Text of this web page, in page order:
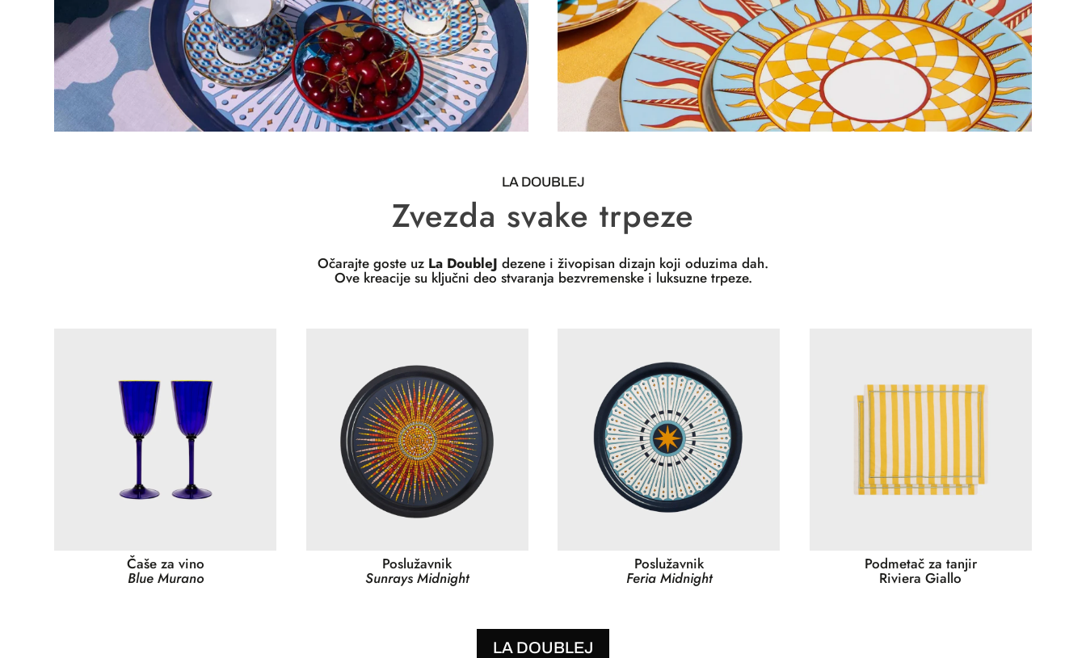
LA DOUBLEJ
Zvezda svake trpeze
Očarajte goste uz La DoubleJ dezene i živopisan dizajn koji oduzima dah.
Ove kreacije su ključni deo stvaranja bezvremenske i luksuzne trpeze.
Čaše za vino
Blue Murano
Poslužavnik
Sunrays Midnight
Poslužavnik
Feria Midnight
Podmetač za tanjir
Riviera Giallo
LA DOUBLEJ